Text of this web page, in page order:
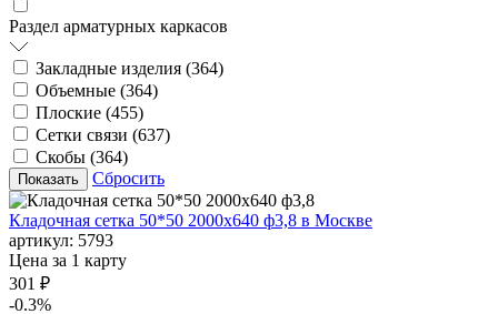
Раздел арматурных каркасов
Закладные изделия (364)
Объемные (364)
Плоские (455)
Сетки связи (637)
Скобы (364)
Сбросить
Кладочная сетка 50*50 2000х640 ф3,8 в Москве
артикул: 5793
Цена за 1 карту
301 ₽
-0.3%